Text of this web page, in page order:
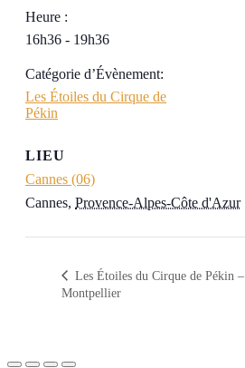
Heure :
16h36 - 19h36
Catégorie d’Évènement:
Les Étoiles du Cirque de
Pékin
LIEU
Cannes (06)
Cannes, Provence-Alpes-Côte d'Azur
Les Étoiles du Cirque de Pékin –
Montpellier